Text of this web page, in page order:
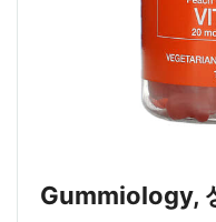
Gummiology,